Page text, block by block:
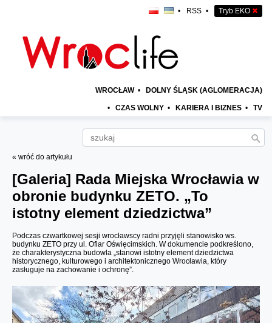
• RSS • Tryb EKO ✖
WROCŁAW • DOLNY ŚLĄSK (AGLOMERACJA)
• CZAS WOLNY • KARIERA I BIZNES • TV
« wróć do artykułu
[Galeria] Rada Miejska Wrocławia w
obronie budynku ZETO. „To
istotny element dziedzictwa”
Podczas czwartkowej sesji wrocławscy radni przyjęli stanowisko ws.
budynku ZETO przy ul. Ofiar Oświęcimskich. W dokumencie podkreślono,
że charakterystyczna budowla „stanowi istotny element dziedzictwa
historycznego, kulturowego i architektonicznego Wrocławia, który
zasługuje na zachowanie i ochronę”.